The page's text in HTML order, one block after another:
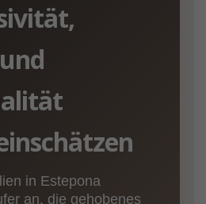
in Estepona
an, die gehobenes